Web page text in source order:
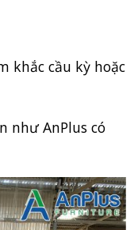
khắc cầu kỳ hoặc
như AnPlus có